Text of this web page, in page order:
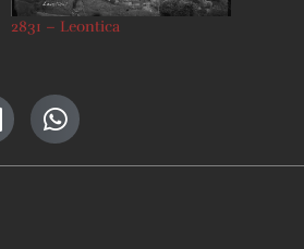
2831 – Leontica